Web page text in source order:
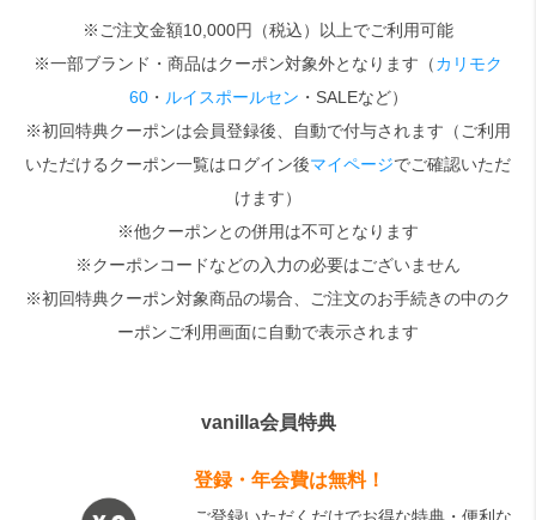
※ご注文金額10,000円（税込）以上でご利用可能
※一部ブランド・商品はクーポン対象外となります（カリモク
60・ ルイスポールセン ・SALEなど）
※初回特典クーポンは会員登録後、自動で付与されます（ご利用
いただけるクーポン一覧はログイン後マイページでご確認いただ
けます）
※他クーポンとの併用は不可となります
※クーポンコードなどの入力の必要はございません
※初回特典クーポン対象商品の場合、ご注文のお手続きの中のク
ーポンご利用画面に自動で表示されます
vanilla会員特典
登録・年会費は無料！